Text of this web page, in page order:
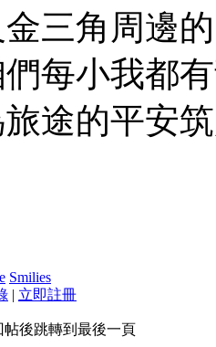
三角周邊
每小我都
途的平安
Smilies
| 立即註冊
帖後跳轉到最後一頁